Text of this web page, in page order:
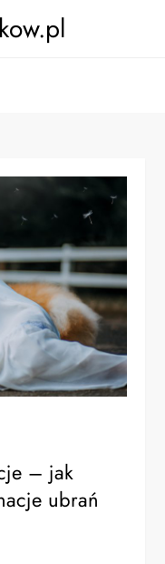
– jak
ubrań